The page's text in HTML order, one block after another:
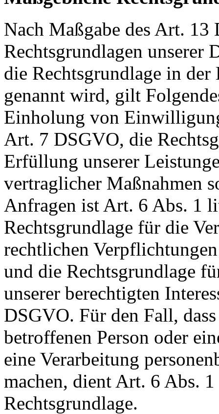
Nach Maßgabe des Art.
Rechtsgrundlagen unserer
die Rechtsgrundlage in
genannt wird, gilt
Einholung von
Art. 7 DSGVO, die
Erfüllung unserer
vertraglicher Maßnahmen
Anfragen ist Art. 6 Abs. 1
Rechtsgrundlage für die
rechtlichen
und die Rechtsgrundlage
unserer berechtigten
DSGVO. Für den Fall,
betroffenen Person oder
eine Verarbeitung
machen, dient Art. 6 Abs.
Rechtsgrundlage.